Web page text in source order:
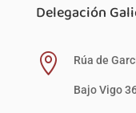
Delegación
 Rúa de
Bajo Vigo